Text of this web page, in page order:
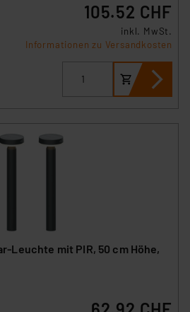
105.52 CHF
inkl. MwSt.
Informationen zu Versandkosten
Leuchte mit PIR, 50 cm Höhe,